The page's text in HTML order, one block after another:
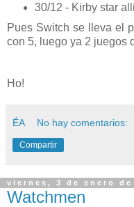
30/12 - Kirby star
Pues Switch se lleva el
con 5, luego ya 2 juegos
Ho!
ÉA No hay comentarios:
Compartir
viernes, 3 de enero de
Watchmen